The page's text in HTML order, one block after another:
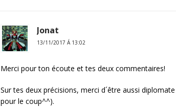
Jonat
13/11/2017 Á 13:02
Merci pour ton écoute et tes deux commentaires!
Sur tes deux précisions, merci d´être aussi
pour le coup^^).